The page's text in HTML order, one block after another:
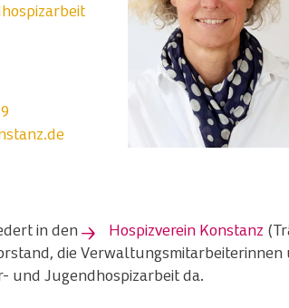
in den Hospizverein Konstanz
die Verwaltungsmitarbeiterinnen
und Jugendhospizarbeit da.